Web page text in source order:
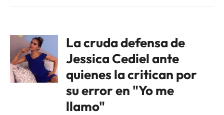
La cruda defensa de
Jessica Cediel ante
quienes la critican por
su error en "Yo me
llamo"